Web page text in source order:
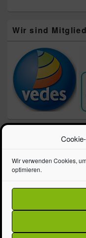
Wir verwenden Cookies,
optimieren.
Wir sind
Neueste
Schulprospekt 2026 –
LEGO zum Vatertag –
Frohe Ostern! Unser
Alles für die Schule